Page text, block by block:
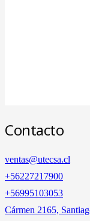
Contacto
ventas@utecsa.cl
+56227217900
‎+56995103053
Cármen 2165,